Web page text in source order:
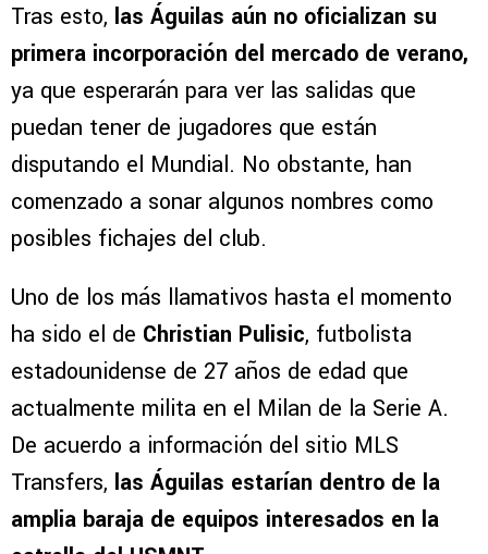
Tras esto, las Águilas aún no oficializan su
primera incorporación del mercado de verano,
ya que esperarán para ver las salidas que
puedan tener de jugadores que están
disputando el Mundial. No obstante, han
comenzado a sonar algunos nombres como
posibles fichajes del club.
Uno de los más llamativos hasta el momento
ha sido el de Christian Pulisic, futbolista
estadounidense de 27 años de edad que
actualmente milita en el Milan de la Serie A.
De acuerdo a información del sitio MLS
Transfers, las Águilas estarían dentro de la
amplia baraja de equipos interesados en la